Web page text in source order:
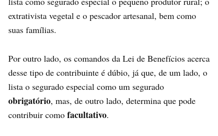
extrativista vegetal e o pescador artesanal, bem como
suas famílias.
Por outro lado, os comandos da Lei de Benefícios acerca
desse tipo de contribuinte é dúbio, já que, de um lado, o
lista o segurado especial como um segurado
obrigatório, mas, de outro lado, determina que pode
contribuir como facultativo.